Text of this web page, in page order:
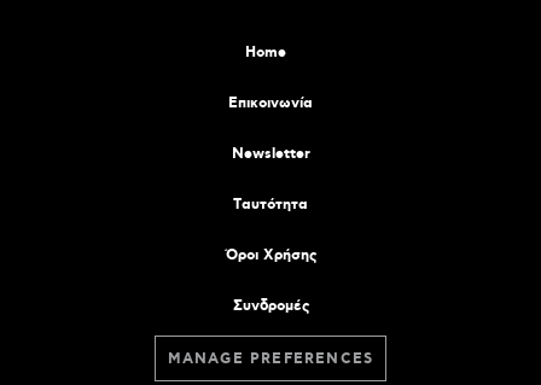
Home
Επικοινωνία
Newsletter
Tαυτότητα
Όροι Χρήσης
Συνδρομές
MANAGE PREFERENCES